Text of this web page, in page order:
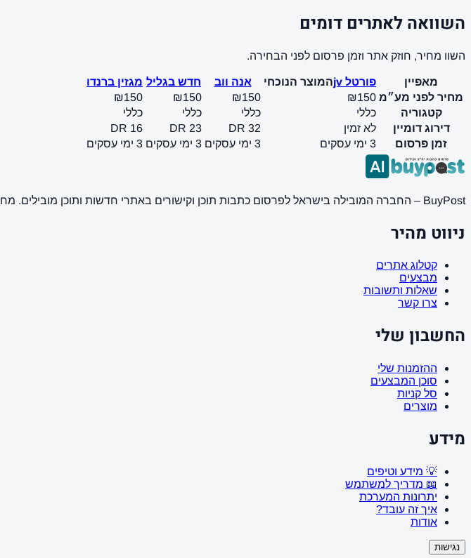
השוואה לאתרים דומים
השוו מחיר, חוזק אתר וזמן פרסום לפני הבחירה.
מאפיין פורטל jv המוצר הנוכחי אנה ווב חדש בגליל מגזין ברנדו
מחיר לפני מע״מ ₪150
₪150
₪150
₪150
קטגוריה
כללי כללי כללי
כללי
דירוג דומיין
לא זמין DR 32
DR 23
DR 16
זמן פרסום
3 ימי עסקים 3 ימי עסקים 3 ימי עסקים 3 ימי עסקים
BuyPost – החברה המובילה בישראל לפרסום כתבות תוכן וקישורים באתרי חדשות ותוכן מובילים. מחירון מעודכן, כתיבת AI מתקדמת, קידום אתרים SEO מקצועי. 11 שנות ניסיון ואלפי לקוחות מרוצים.
ניווט מהיר
קטלוג אתרים
מבצעים
שאלות ותשובות
צרו קשר
החשבון שלי
ההזמנות שלי
סוכן המבצעים
סל קניות
מוצרים
מידע
💡 מידע וטיפים
📖 מדריך למשתמש
יתרונות המערכת
איך זה עובד?
אודות
נגישות